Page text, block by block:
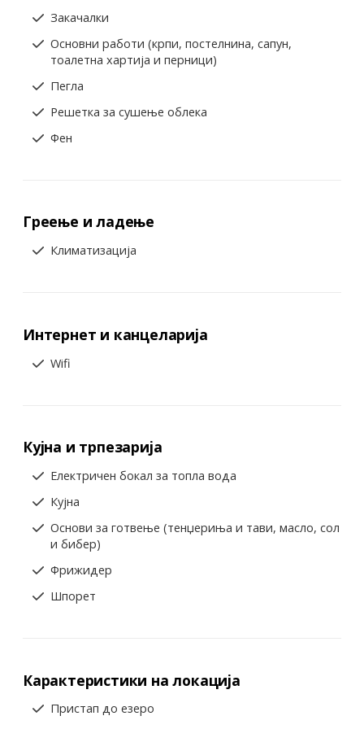
Закачалки
Основни работи (крпи, постелнина, сапун,
тоалетна хартија и перници)
Пегла
Решетка за сушење облека
Фен
Греење и ладење
Климатизација
Интернет и канцеларија
Wifi
Кујна и трпезарија
Електричен бокал за топла вода
Кујна
Основи за готвење (тенџериња и тави, масло, сол
и бибер)
Фрижидер
Шпорет
Карактеристики на локација
Пристап до езеро